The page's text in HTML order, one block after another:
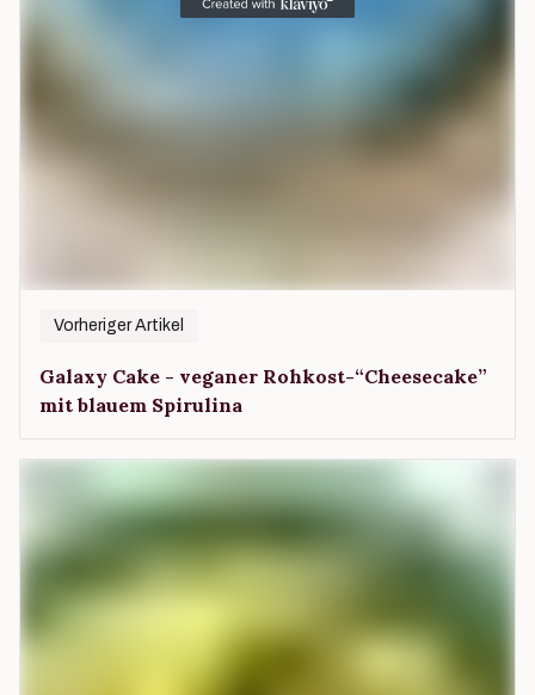
Vorheriger Artikel
Galaxy Cake - veganer Rohkost-“Cheesecake”
mit blauem Spirulina